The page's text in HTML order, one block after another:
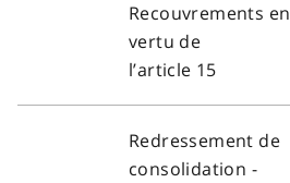
Recouvrements en
vertu de
l’article 15
Redressement de
consolidation -